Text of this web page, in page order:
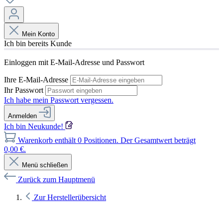
Mein Konto
Ich bin bereits Kunde
Einloggen mit E-Mail-Adresse und Passwort
Ihre E-Mail-Adresse
Ihr Passwort
Ich habe mein Passwort vergessen.
Anmelden
Ich bin Neukunde!
Warenkorb enthält 0 Positionen. Der Gesamtwert beträgt
0,00 €.
Menü schließen
Zurück zum Hauptmenü
Zur Herstellerübersicht